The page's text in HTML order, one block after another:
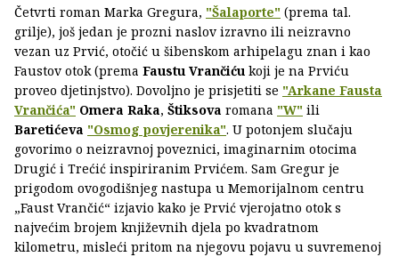
Četvrti roman Marka Gregura, "Šalaporte" (prema tal.
grilje), još jedan je prozni naslov izravno ili neizravno
vezan uz Prvić, otočić u šibenskom arhipelagu znan i kao
Faustov otok (prema Faustu Vrančiću koji je na Prviću
proveo djetinjstvo). Dovoljno je prisjetiti se "Arkane Fausta
Vrančića" Omera Raka, Štiksova romana "W" ili
Baretićeva "Osmog povjerenika". U potonjem slučaju
govorimo o neizravnoj poveznici, imaginarnim otocima
Drugić i Trećić inspiriranim Prvićem. Sam Gregur je
prigodom ovogodišnjeg nastupa u Memorijalnom centru
„Faust Vrančić“ izjavio kako je Prvić vjerojatno otok s
najvećim brojem književnih djela po kvadratnom
kilometru, misleći pritom na njegovu pojavu u suvremenoj